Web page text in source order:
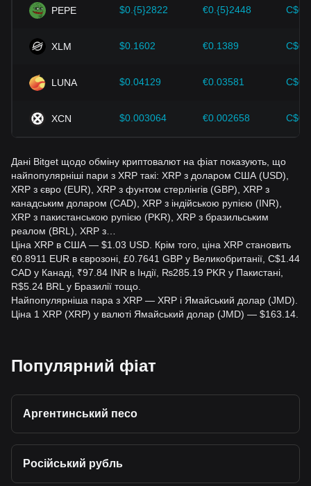
PEPE $0.{5}2822 €0.{5}2448
XLM $0.1602 €0.1389
LUNA $0.04129 €0.03581
XCN $0.003064 €0.002658
Дані Bitget щодо обміну криптовалют на фіат показують, що
найпопулярніші пари з XRP такі: XRP з доларом США (USD),
XRP з євро (EUR), XRP з фунтом стерлінгів (GBP), XRP з
канадським доларом (CAD), XRP з індійською рупією (INR),
XRP з пакистанською рупією (PKR), XRP з бразильським
реалом (BRL), XRP з…
Ціна XRP в США — $1.03 USD. Крім того, ціна XRP становить
€0.8911 EUR в єврозоні, £0.7641 GBP у Великобританії, C$1.44
CAD у Канаді, ₹97.84 INR в Індії, ₨285.19 PKR у Пакистані,
R$5.24 BRL у Бразилії тощо.
Найпопулярніша пара з XRP — XRP і Ямайський долар (JMD).
Ціна 1 XRP (XRP) у валюті Ямайський долар (JMD) — $163.14.
Популярний фіат
Аргентинський песо
Російський рубль